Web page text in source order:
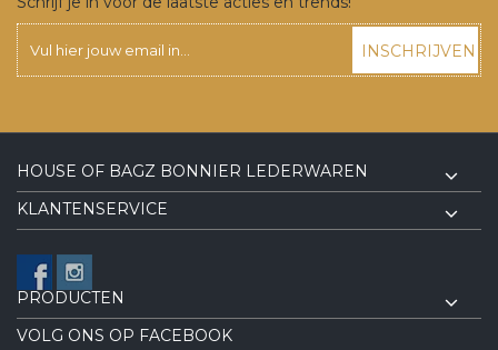
INSCHRIJVEN
HOUSE OF BAGZ BONNIER LEDERWAREN
KLANTENSERVICE
PRODUCTEN
VOLG ONS OP FACEBOOK